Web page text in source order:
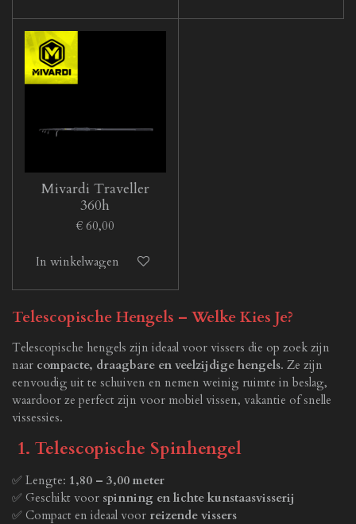
Mivardi Traveller
360h
€ 60,00
In winkelwagen
Telescopische Hengels – Welke Kies Je?
Telescopische hengels zijn ideaal voor vissers die op zoek zijn
naar compacte, draagbare en veelzijdige hengels. Ze zijn
eenvoudig uit te schuiven en nemen weinig ruimte in beslag,
waardoor ze perfect zijn voor mobiel vissen, vakantie of snelle
vissessies.
1. Telescopische Spinhengel
✅ Lengte: 1,80 – 3,00 meter
✅ Geschikt voor spinning en lichte kunstaasvisserij
✅ Compact en ideaal voor reizende vissers